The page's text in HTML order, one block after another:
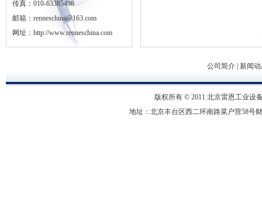
传真：010-63385498
邮箱：renneschina@163.com
网址：http://www.renneschina.com
公司简介 新闻
版权所有 © 2011 北京雷恩工业设
地址：北京丰台区西二环南路菜户营58号